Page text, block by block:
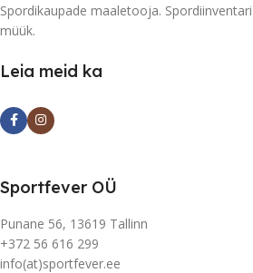
Spordikaupade maaletooja. Spordiinventari
müük.
Leia meid ka
Sportfever OÜ
Punane 56, 13619 Tallinn
+372 56 616 299
info(at)sportfever.ee